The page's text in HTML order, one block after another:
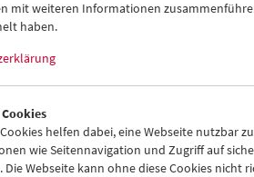
05 06 07 08
09
12 13
19 20
02
mit weiteren Informationen
haben.
helfen dabei, eine Webseite nutzbar
wie Seitennavigation und Zugriff auf
Die Webseite kann ohne diese Cookies nicht